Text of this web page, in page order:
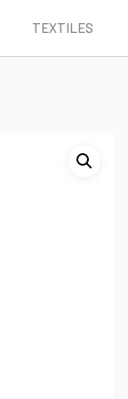
TEXTILES